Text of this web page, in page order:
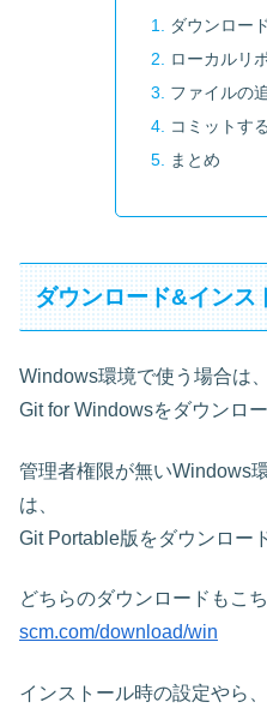
ダウンロー
ローカルリ
ファイルの
コミットする
まとめ
ダウンロード&インス
Windows環境で使う場合は、
Git for Windowsをダウンロ
管理者権限が無いWindows
は、
Git Portable版をダウンロー
どちらのダウンロードもこ
scm.com/download/win
インストール時の設定やら